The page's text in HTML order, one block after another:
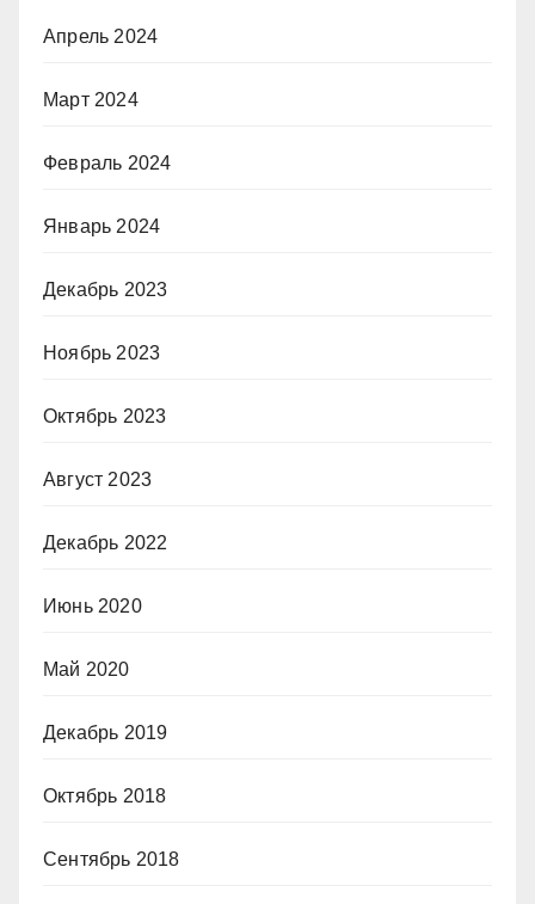
Апрель 2024
Март 2024
Февраль 2024
Январь 2024
Декабрь 2023
Ноябрь 2023
Октябрь 2023
Август 2023
Декабрь 2022
Июнь 2020
Май 2020
Декабрь 2019
Октябрь 2018
Сентябрь 2018